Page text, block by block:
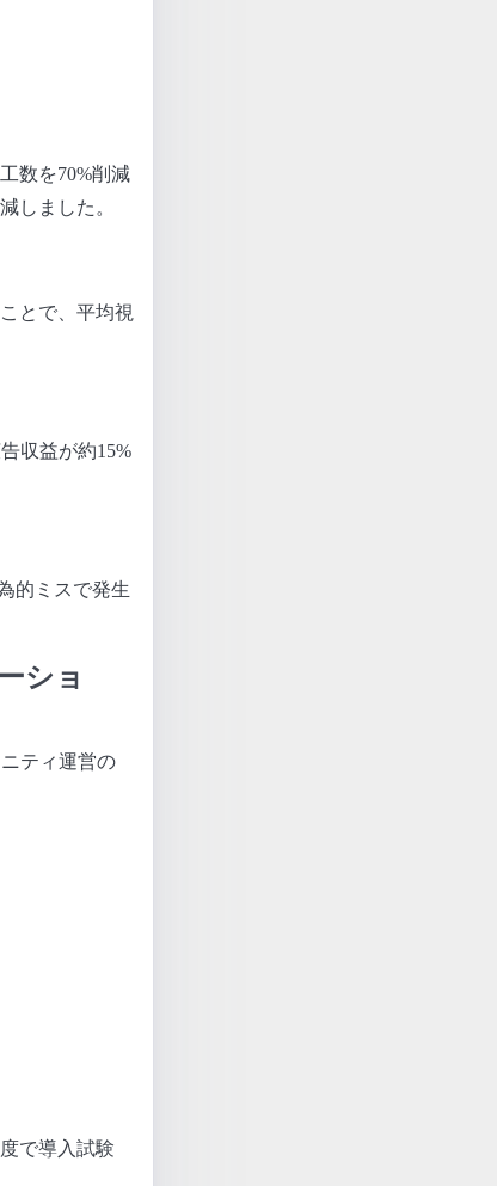
数を70%削減
しました。
とで、平均視
収益が約15%
的ミスで発生
ショ
ティ運営の
で導入試験